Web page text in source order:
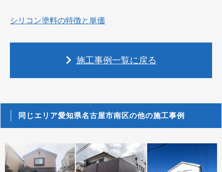
シリコン塗料の特徴と単価
施工事例一覧に戻る
同じエリア愛知県名古屋市南区の他の施工事例